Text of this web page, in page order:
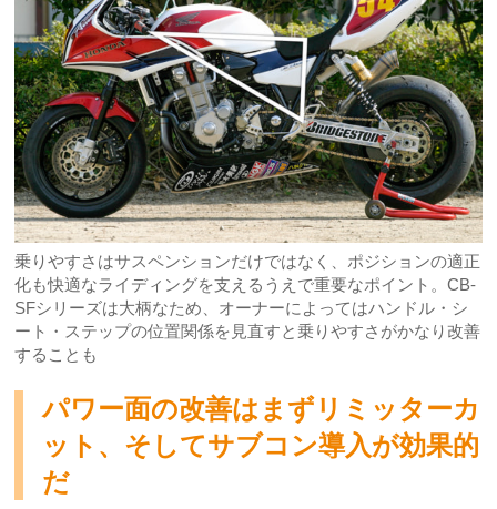
乗りやすさはサスペンションだけではなく、ポジションの適正
化も快適なライディングを支えるうえで重要なポイント。CB-
SFシリーズは大柄なため、オーナーによってはハンドル・シ
ート・ステップの位置関係を見直すと乗りやすさがかなり改善
することも
パワー面の改善はまずリミッターカ
ット、そしてサブコン導入が効果的
だ